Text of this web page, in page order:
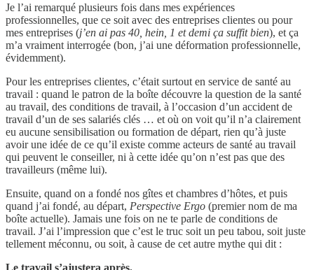
Je l’ai remarqué plusieurs fois dans mes expériences
professionnelles, que ce soit avec des entreprises clientes ou pour
mes entreprises (j’en ai pas 40, hein, 1 et demi ça suffit bien), et ça
m’a vraiment interrogée (bon, j’ai une déformation professionnelle,
évidemment).
Pour les entreprises clientes, c’était surtout en service de santé au
travail : quand le patron de la boîte découvre la question de la santé
au travail, des conditions de travail, à l’occasion d’un accident de
travail d’un de ses salariés clés … et où on voit qu’il n’a clairement
eu aucune sensibilisation ou formation de départ, rien qu’à juste
avoir une idée de ce qu’il existe comme acteurs de santé au travail
qui peuvent le conseiller, ni à cette idée qu’on n’est pas que des
travailleurs (même lui).
Ensuite, quand on a fondé nos gîtes et chambres d’hôtes, et puis
quand j’ai fondé, au départ, Perspective Ergo (premier nom de ma
boîte actuelle). Jamais une fois on ne te parle de conditions de
travail. J’ai l’impression que c’est le truc soit un peu tabou, soit juste
tellement méconnu, ou soit, à cause de cet autre mythe qui dit :
Le travail s’ajustera après.